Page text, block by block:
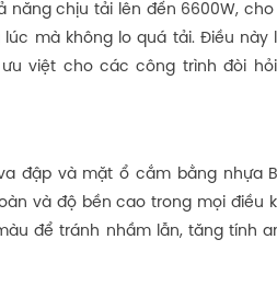
năng chịu tải lên đến 6600W,
mà không lo quá tải. Điều này
việt cho các công trình đòi
đập và mặt ổ cắm bằng nhựa
và độ bền cao trong mọi điều
để tránh nhầm lẫn, tăng tính